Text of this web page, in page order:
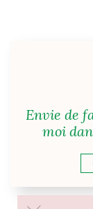
Envie de
moi